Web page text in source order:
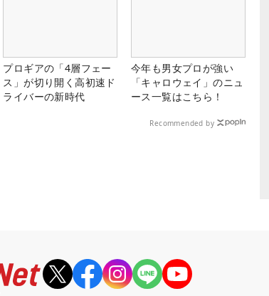
プロギアの「4層フェー
ス」が切り開く高初速ド
ライバーの新時代
今年も男女プロが強い
「キャロウェイ」のニュ
ース一覧はこちら！
Recommended by